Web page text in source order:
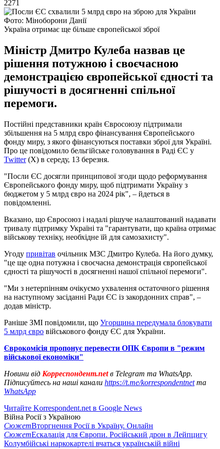
2271
Фото: Міноборони Данії
Україна отримає ще більше європейської зброї
Міністр Дмитро Кулеба назвав це
рішення потужною і своєчасною
демонстрацією європейської єдності та
рішучості в досягненні спільної
перемоги.
Постійні представники країн Євросоюзу підтримали
збільшення на 5 млрд євро фінансування Європейського
фонду миру, з якого фінансуються поставки зброї для Україні.
Про це повідомило бельгійське головування в Раді ЄС у
Twitter(Х) в середу, 13 березня.
"Посли ЄС досягли принципової згоди щодо реформування
Європейського фонду миру, щоб підтримати Україну з
бюджетом у 5 млрд євро на 2024 рік", – йдеться в
повідомленні.
Вказано, що Євросоюз і надалі рішуче налаштований надавати
тривалу підтримку Україні та "гарантувати, що країна отримає
військову техніку, необхідне їй для самозахисту".
Угоду привітав очільник МЗС Дмитро Кулеба. На його думку,
"це ще одна потужна і своєчасна демонстрація європейської
єдності та рішучості в досягненні нашої спільної перемоги".
"Ми з нетерпінням очікуємо ухвалення остаточного рішення
на наступному засіданні Ради ЄС із закордонних справ", –
додав міністр.
Раніше ЗМІ повідомили, що Угорщина передумала блокувати
5 млрд євро військового фонду ЄС для України.
Єврокомісія пропонує перевести ОПК Європи в "режим
військової економіки"
Новини від Корреспондент.netв Telegram та WhatsApp.
Підписуйтесь на наші канали https://t.me/korrespondentnetта
WhatsApp
Читайте Korrespondent.net в Google News
Війна Росії з Україною
СюжетВторгнення Росії в Україну. Онлайн
СюжетЕскалація для Європи. Російський дрон в Лейпцигу
Колумбійські наркокартелі вчаться українській війні